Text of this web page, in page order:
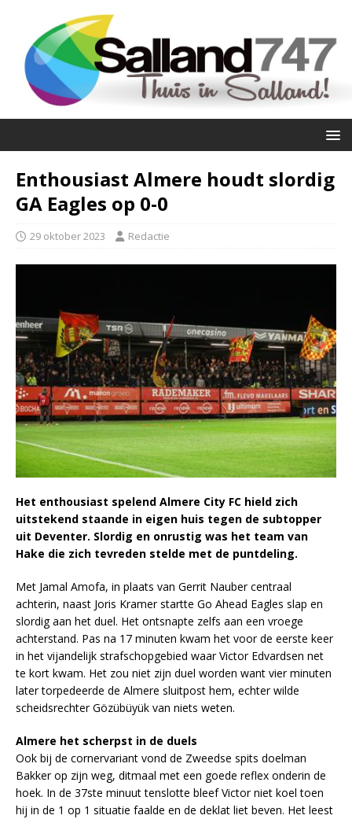
Enthousiast Almere houdt slordig
GA Eagles op 0-0
29 oktober 2023 Redactie
Het enthousiast spelend Almere City FC hield zich
uitstekend staande in eigen huis tegen de subtopper
uit Deventer. Slordig en onrustig was het team van
Hake die zich tevreden stelde met de puntdeling.
Met Jamal Amofa, in plaats van Gerrit Nauber centraal
achterin, naast Joris Kramer startte Go Ahead Eagles slap en
slordig aan het duel. Het ontsnapte zelfs aan een vroege
achterstand. Pas na 17 minuten kwam het voor de eerste keer
in het vijandelijk strafschopgebied waar Victor Edvardsen net
te kort kwam. Het zou niet zijn duel worden want vier minuten
later torpedeerde de Almere sluitpost hem, echter wilde
scheidsrechter Gözübüyük van niets weten.
Almere het scherpst in de duels
Ook bij de cornervariant vond de Zweedse spits doelman
Bakker op zijn weg, ditmaal met een goede reflex onderin de
hoek. In de 37ste minuut tenslotte bleef Victor niet koel toen
hij in de 1 op 1 situatie faalde en de deklat liet beven. Het leest